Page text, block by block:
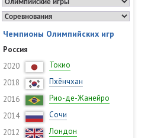
Чемпионы Олимпийских игр
Россия
2020
Токио
2018
Пхёнчхан
2016
Рио-де-Жанейро
2014
Сочи
2012
Лондон